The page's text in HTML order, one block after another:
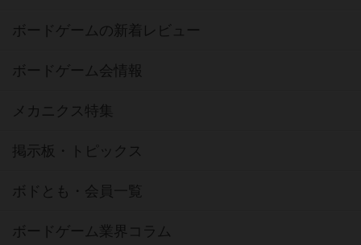
ボードゲームの新着レビュー
ボードゲーム会情報
メカニクス特集
掲示板・トピックス
ボドとも・会員一覧
ボードゲーム業界コラム